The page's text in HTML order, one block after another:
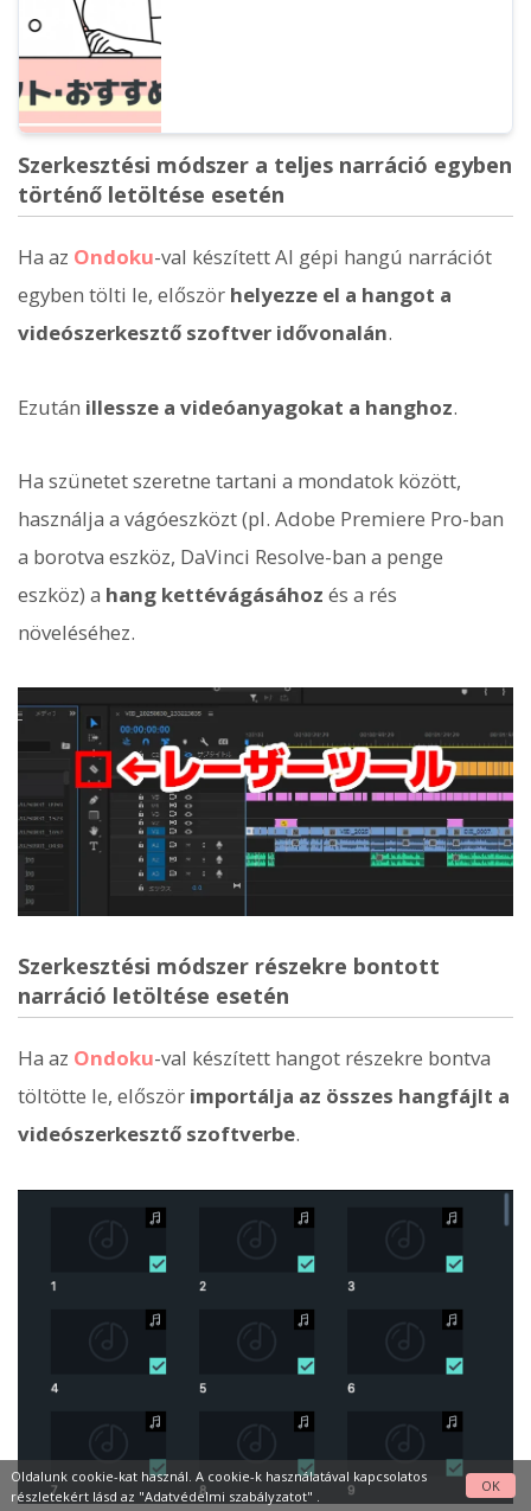
Szerkesztési módszer a teljes narráció egyben
történő letöltése esetén
Ha az Ondoku-val készített AI gépi hangú narrációt
egyben tölti le, először helyezze el a hangot a
videószerkesztő szoftver idővonalán.
Ezután illessze a videóanyagokat a hanghoz.
Ha szünetet szeretne tartani a mondatok között,
használja a vágóeszközt (pl. Adobe Premiere Pro-ban
a borotva eszköz, DaVinci Resolve-ban a penge
eszköz) a hang kettévágásához és a rés
növeléséhez.
Szerkesztési módszer részekre bontott
narráció letöltése esetén
Ha az Ondoku-val készített hangot részekre bontva
töltötte le, először importálja az összes hangfájlt a
videószerkesztő szoftverbe.
Oldalunk cookie-kat használ. A cookie-k használatával kapcsolatos
részletekért lásd az "Adatvédelmi szabályzatot"
OK